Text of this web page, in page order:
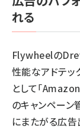
れる
Flywheelの
性能なアドテッ
として「
のキャンペーン
にまたがる広